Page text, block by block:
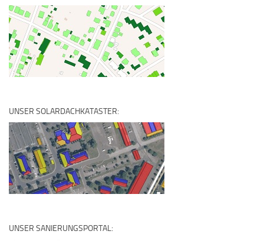
UNSER SOLARDACHKATASTER:
UNSER SANIERUNGSPORTAL: